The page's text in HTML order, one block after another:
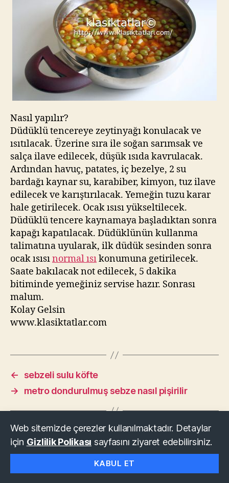
Nasıl yapılır?
Düdüklü tencereye zeytinyağı konulacak ve
ısıtılacak. Üzerine sıra ile soğan sarımsak ve
salça ilave edilecek, düşük ısıda kavrulacak.
Ardından havuç, patates, iç bezelye, 2 su
bardağı kaynar su, karabiber, kimyon, tuz ilave
edilecek ve karıştırılacak. Yemeğin tuzu karar
hale getirilecek. Ocak ısısı yükseltilecek.
Düdüklü tencere kaynamaya başladıktan sonra
kapağı kapatılacak. Düdüklünün kullanma
talimatına uyularak, ilk düdük sesinden sonra
ocak ısısınormal ısıkonumuna getirilecek.
Saate bakılacak not edilecek, 5 dakika
bitiminde yemeğiniz servise hazır. Sonrası
malum.
Kolay Gelsin
www.klasiktatlar.com
←
sebzeli sulu köfte
→
metro dondurulmuş sebze nasıl pişirilir
KLASİK TATLAR
Web sitemizde çerezler kullanılmaktadır. Detaylar
için Gizlilik Polikası sayfasını ziyaret edebilirsiniz.
KABUL ET